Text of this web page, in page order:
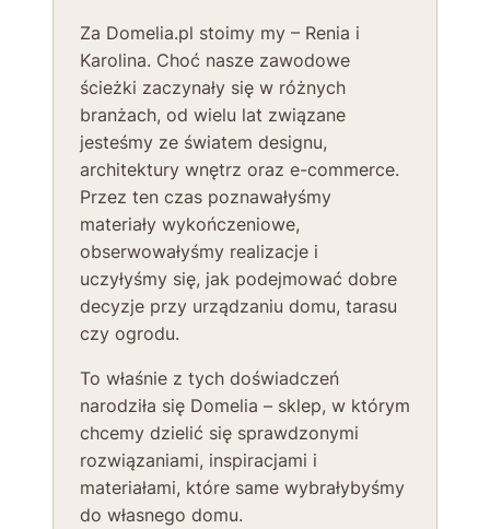
Za Domelia.pl stoimy my – Renia i
Karolina. Choć nasze zawodowe
ścieżki zaczynały się w różnych
branżach, od wielu lat związane
jesteśmy ze światem designu,
architektury wnętrz oraz e-commerce.
Przez ten czas poznawałyśmy
materiały wykończeniowe,
obserwowałyśmy realizacje i
uczyłyśmy się, jak podejmować dobre
decyzje przy urządzaniu domu, tarasu
czy ogrodu.
To właśnie z tych doświadczeń
narodziła się Domelia – sklep, w którym
chcemy dzielić się sprawdzonymi
rozwiązaniami, inspiracjami i
materiałami, które same wybrałybyśmy
do własnego domu.